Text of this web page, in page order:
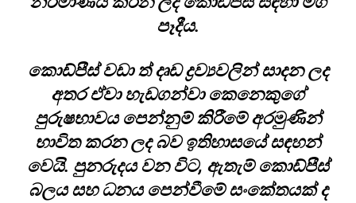
පෑදීය.
කොඩ්පීස් වඩා ත් දෘඩ ද්‍රව්‍යවලින් සාදන ලද
අතර ඒවා හැඩගන්වා කෙනෙකුගේ
පුරුෂභාවය පෙන්නුම් කිරීමේ අරමුණින්
භාවිත කරන ලද බව ඉතිහාසයේ සඳහන්
වෙයි. පුනරුදය වන විට, ඇතැම් කොඩ්පීස්
බලය සහ ධනය පෙන්වීමේ සංකේතයක් ද